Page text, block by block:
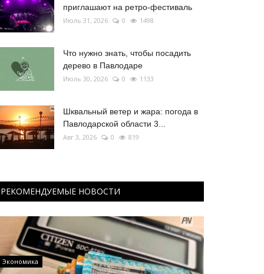
приглашают на ретро-фестиваль
Июль 31, 2026 0 1498
Что нужно знать, чтобы посадить
дерево в Павлодаре
Июль 30, 2026 0 1133
Шквальный ветер и жара: погода в
Павлодарской области 3...
Авг 3, 2026 0 819
РЕКОМЕНДУЕМЫЕ НОВОСТИ
Экономика